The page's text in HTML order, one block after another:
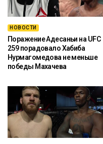
НОВОСТИ
Поражение Адесаньи на UFC
259 порадовало Хабиба
Нурмагомедова не меньше
победы Махачева